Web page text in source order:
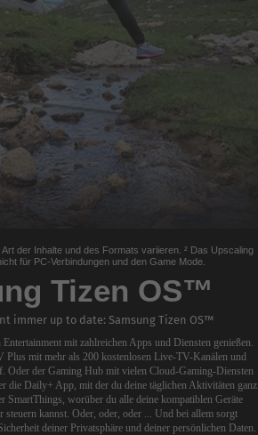
der Inhalte und des Formats variieren. ² Das Upscaling
für PC-Verbindungen und den Game Mode.
Tizen OS™
immer up to date: Samsung Tizen OS™
mit zahlreichen Apps und Diensten genießen.
Plus mit mehr als 200 kostenlosen Live-TV-Kanälen und
Oder der Gaming Hub mit vielen Cloud-Gaming-Diensten
die Daily+ App, mit der du deine täglichen Aktivitäten ganz
SmartThings, worüber du alle deine kompatiblen Geräte
steuern kannst. Oder, oder, oder ... Und bei allem sorgt
deiner Privatsphäre und deiner persönlichen Daten.